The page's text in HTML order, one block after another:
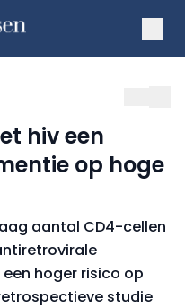
hiv een
op hoge
aantal CD4-cellen
hoger risico op
studie